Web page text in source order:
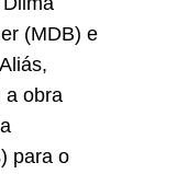
(MDB) e
a obra
para o